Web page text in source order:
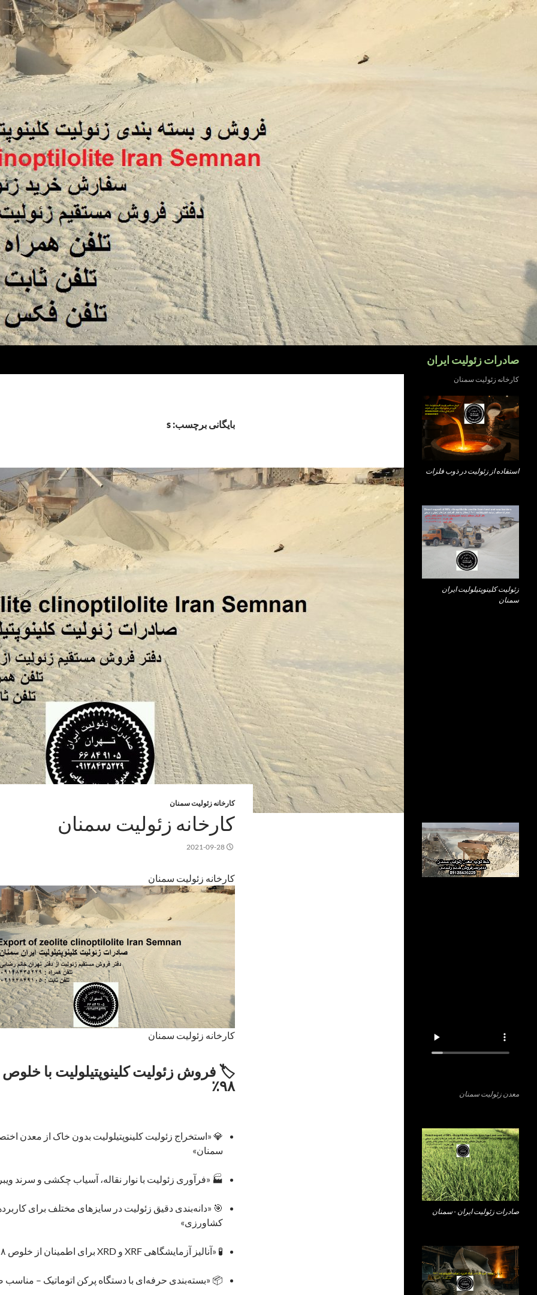
رفتن
صادرات زئولیت ایران
بایگانی برچسب: s
کارخانه زئولیت سمنان
کارخانه زئولیت سمنان
2021-09-28
کارخانه زئولیت سمنان
کارخانه زئولیت سمنان
🏷️ فروش زئولیت کلینوپتیلولیت با خلوص
۹۸٪
💎 «استخراج زئولیت کلینوپتیلولیت بدون خاک از معدن
سمنان»
🏭 «فرآوری زئولیت با نوار نقاله، آسیاب چکشی و سرند
🎯 «دانه‌بندی دقیق زئولیت در سایزهای مختلف برای
کشاورزی»
🧪 «آنالیز آزمایشگاهی XRF و XRD برای اطمینان از خلوص ۹۸٪»
📦 «بسته‌بندی حرفه‌ای با دستگاه پرکن اتوماتیک – مناسب
کارخانه زئولیت سمنان
استفاده از زئولیت در ذوب فلزات
زئولیت کلینوپتیلولیت ایران
سمنان
معدن زئولیت سمنان
صادرات زئولیت ایران - سمنان